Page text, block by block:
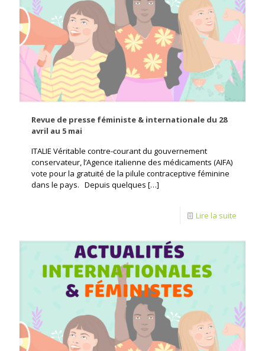
Revue de presse féministe & internationale du 28
avril au 5 mai
ITALIE Véritable contre-courant du gouvernement
conservateur, l’Agence italienne des médicaments (AIFA)
vote pour la gratuité de la pilule contraceptive féminine
dans le pays. Depuis quelques […]
Lire la suite